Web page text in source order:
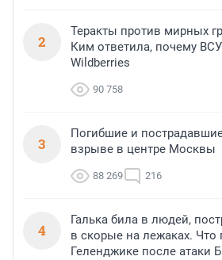
2
Теракты против мирных
Ким ответила, почему
Wildberries
90 758
3
Погибшие и
взрыве в центре Москвы
88 269 216
4
Галька била в людей,
в скорые на лежаках. Что
Геленджике после атаки